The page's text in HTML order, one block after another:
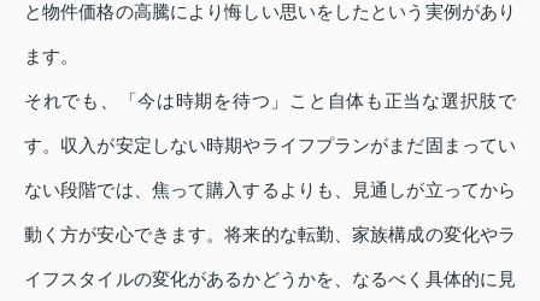
と物件価格の高騰により悔しい思いをしたという実例があり
ます。
それでも、「今は時期を待つ」こと自体も正当な選択肢で
す。収入が安定しない時期やライフプランがまだ固まってい
ない段階では、焦って購入するよりも、見通しが立ってから
動く方が安心できます。将来的な転勤、家族構成の変化やラ
イフスタイルの変化があるかどうかを、なるべく具体的に見